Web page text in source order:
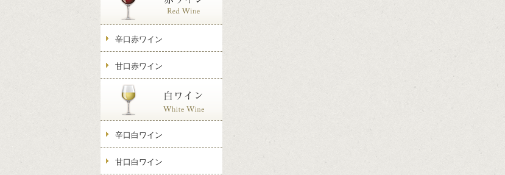
辛口赤ワイン
甘口赤ワイン
辛口白ワイン
甘口白ワイン